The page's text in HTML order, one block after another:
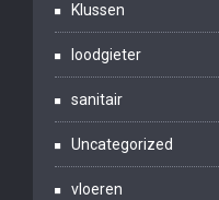
Klussen
loodgieter
sanitair
Uncategorized
vloeren